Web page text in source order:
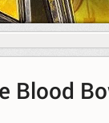
Blood